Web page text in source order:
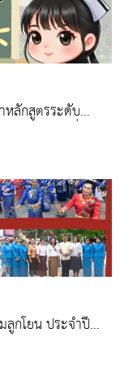
หลักสูตรระดับ
รอบที่ 1
กโยน ประจำปี
ดสระบุรี